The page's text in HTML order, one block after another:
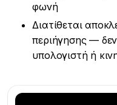
φωνή
Διατίθεται
περιήγησης —
υπολογιστή ή